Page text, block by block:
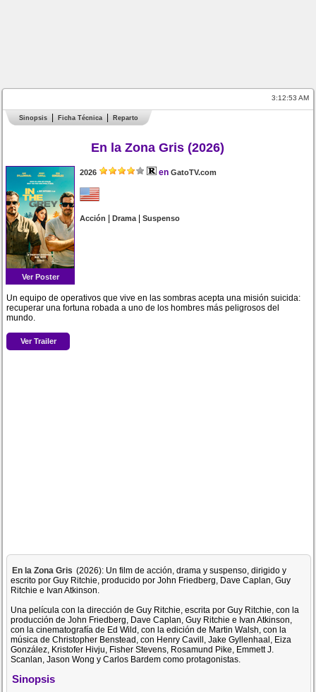
3:12:53 AM
Sinopsis Ficha Técnica Reparto
En la Zona Gris (2026)
Ver Poster
2026 en GatoTV.com
Acción |Drama|Suspenso
Un equipo de operativos que vive en las sombras acepta una misión suicida:
recuperar una fortuna robada a uno de los hombres más peligrosos del
mundo.
Ver Trailer
En la Zona Gris (2026): Un film de acción, drama y suspenso, dirigido y
escrito por Guy Ritchie, producido por John Friedberg, Dave Caplan, Guy
Ritchie e Ivan Atkinson.
Una película con la dirección de Guy Ritchie, escrita por Guy Ritchie, con la
producción de John Friedberg, Dave Caplan, Guy Ritchie e Ivan Atkinson,
con la cinematografía de Ed Wild, con la edición de Martin Walsh, con la
música de Christopher Benstead, con Henry Cavill, Jake Gyllenhaal, Eiza
González, Kristofer Hivju, Fisher Stevens, Rosamund Pike, Emmett J.
Scanlan, Jason Wong y Carlos Bardem como protagonistas.
Sinopsis